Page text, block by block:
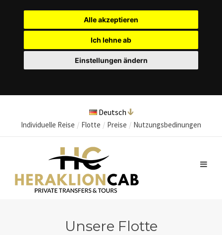
Alle akzeptieren
Ich lehne ab
Einstellungen ändern
Deutsch
Individuelle Reise Flotte Preise Nutzungsbedinungen
Unsere Flotte